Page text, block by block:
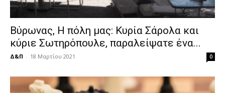
Βύρωνας, Η πόλη μας: Κυρία Σάρολα και
κύριε Σωτηρόπουλε, παραλείψατε ένα...
Δ&Π - 18 Μαρτίου 2021 0